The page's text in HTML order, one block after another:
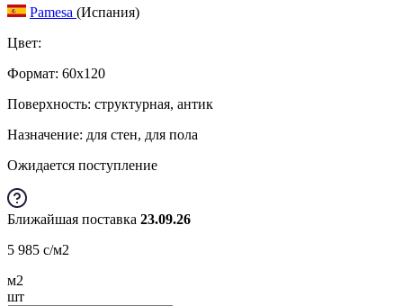
Pamesa (Испания)
Цвет:
Формат: 60x120
Поверхность: структурная, антик
Назначение: для стен, для пола
Ожидается поступление
Ближайшая поставка 23.09.26
5 985 c/м2
м2
шт